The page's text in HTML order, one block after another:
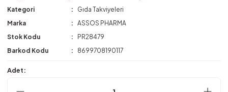
Kategori
Gıda Takviyeleri
Marka
ASSOS PHARMA
Stok Kodu
PR28479
Barkod Kodu
8699708190117
Adet: